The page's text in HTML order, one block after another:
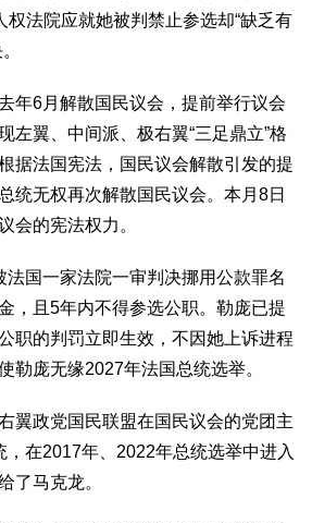
制造2025 大国工匠
智慧教育 职业教育
基层之声
国际合作 他山之石
权法院应就她被判禁止参选却“缺乏有
6月解散国民议会，提前举行议会
左翼、中间派、极右翼“三足鼎立”格
据法国宪法，国民议会解散引发的提
统无权再次解散国民议会。本月8日
会的宪法权力。
国一家法院一审判决挪用公款罪名
，且5年内不得参选公职。勒庞已提
职的判罚立即生效，不因她上诉进程
勒庞无缘2027年法国总统选举。
政党国民联盟在国民议会的党团主
，在2017年、2022年总统选举中进入
了马克龙。